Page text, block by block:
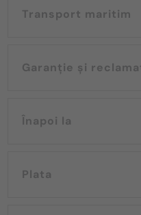
Transport maritim
Garanție și
Înapoi la
Plata